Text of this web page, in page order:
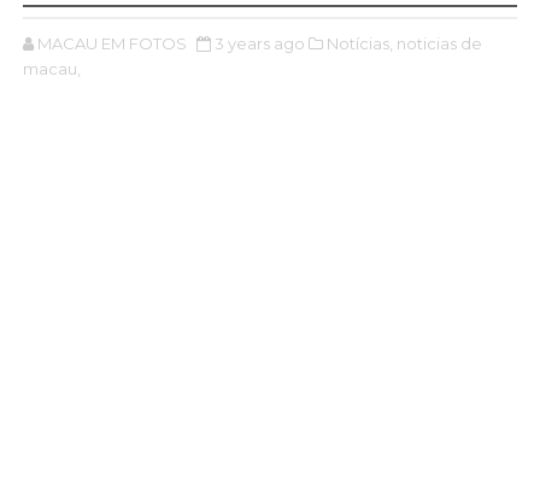
MACAU EM FOTOS 3 years ago Notícias, noticias de
macau,